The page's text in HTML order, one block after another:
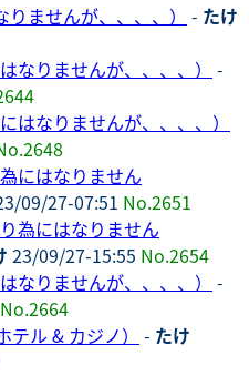
ませんが、、、、） - たけ
なりませんが、、、、）
-
はなりませんが、、、、）
にはなりません
09/27-07:51 No.2651
為にはなりません
23/09/27-15:55 No.2654
なりませんが、、、、）
-
No.2664
ル & カジノ）
- たけ